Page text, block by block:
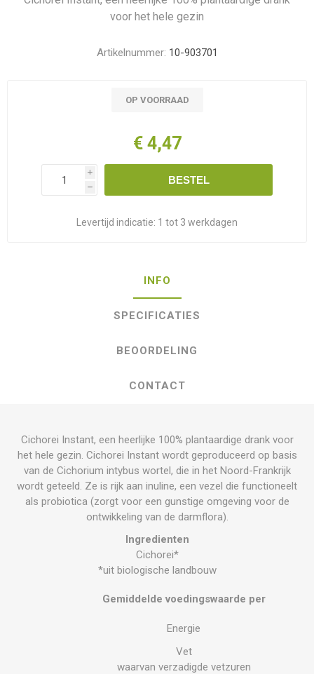
voor het hele gezin
Artikelnummer: 10-903701
OP VOORRAAD
€ 4,47
i
h
BESTEL
Levertijd indicatie: 1 tot 3 werkdagen
INFO
SPECIFICATIES
BEOORDELING
CONTACT
Cichorei Instant, een heerlijke 100% plantaardige drank voor
het hele gezin. Cichorei Instant wordt geproduceerd op basis
van de Cichorium intybus wortel, die in het Noord-Frankrijk
wordt geteeld. Ze is rijk aan inuline, een vezel die functioneelt
als probiotica (zorgt voor een gunstige omgeving voor de
ontwikkeling van de darmflora).
Ingredienten
Cichorei*
*uit biologische landbouw
Gemiddelde voedingswaarde per
Energie
Vet
waarvan verzadigde vetzuren